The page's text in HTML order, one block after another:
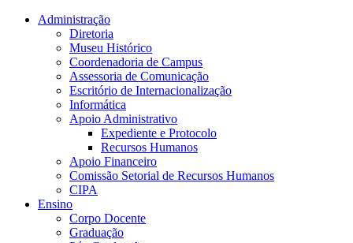
Conteúdo principal Menu principal
Administração
Diretoria
Museu Histórico
Coordenadoria de Campus
Assessoria de Comunicação
Escritório de Internacionalização
Informática
Apoio Administrativo
Expediente e Protocolo
Recursos Humanos
Apoio Financeiro
Comissão Setorial de Recursos Humanos
CIPA
Ensino
Corpo Docente
Graduação